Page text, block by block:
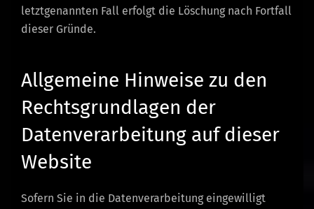
letztgenannten Fall erfolgt die Löschung nach Fortfall
dieser Gründe.
Allgemeine Hinweise zu den
Rechtsgrundlagen der
Datenverarbeitung auf dieser
Website
Sofern Sie in die Datenverarbeitung eingewilligt